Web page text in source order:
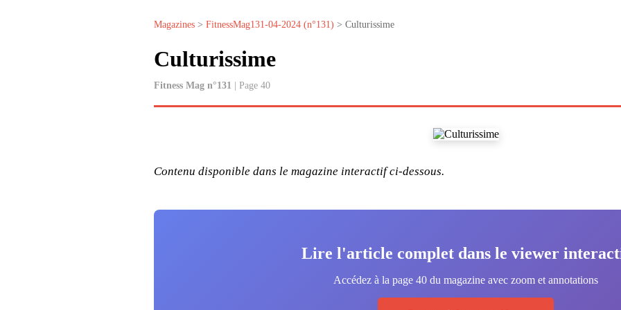
Magazines > FitnessMag131-04-2024 (n°131) > Culturissime
Culturissime
Fitness Mag n°131 | Page 40
Contenu disponible dans le magazine interactif ci-dessous.
Lire l'article complet dans le viewer
Accédez à la page 40 du magazine avec zoom et annotations